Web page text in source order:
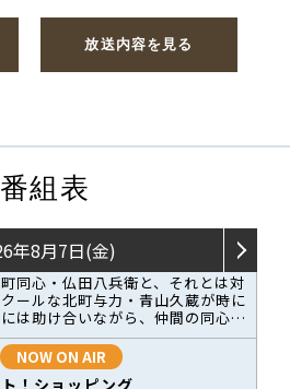
放送内容を見る
番組表